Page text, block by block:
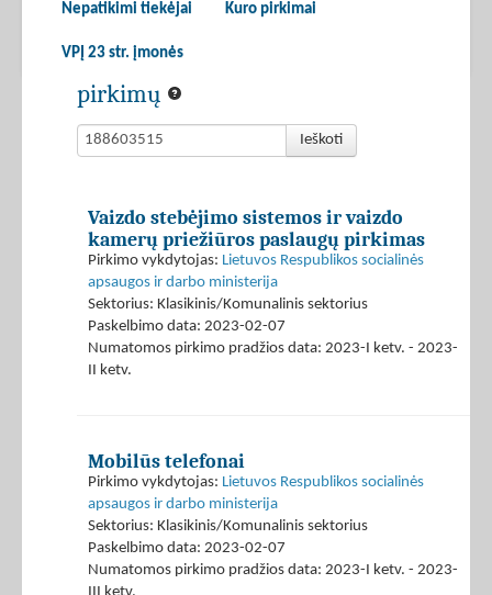
Nepatikimi tiekėjai Kuro pirkimai
VPĮ 23 str. įmonės
pirkimų
Ieškoti
Vaizdo stebėjimo sistemos ir vaizdo
kamerų priežiūros paslaugų pirkimas
Pirkimo vykdytojas: Lietuvos Respublikos socialinės
apsaugos ir darbo ministerija
Sektorius: Klasikinis/Komunalinis sektorius
Paskelbimo data: 2023-02-07
Numatomos pirkimo pradžios data: 2023-I ketv. - 2023-
II ketv.
Mobilūs telefonai
Pirkimo vykdytojas: Lietuvos Respublikos socialinės
apsaugos ir darbo ministerija
Sektorius: Klasikinis/Komunalinis sektorius
Paskelbimo data: 2023-02-07
Numatomos pirkimo pradžios data: 2023-I ketv. - 2023-